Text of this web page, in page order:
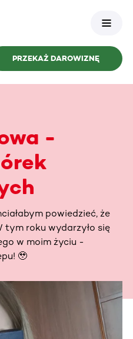
PRZEKAŻ DAROWIZNĘ
-
powiedzieć, że
tym roku wydarzyło się
w moim życiu -
🥹